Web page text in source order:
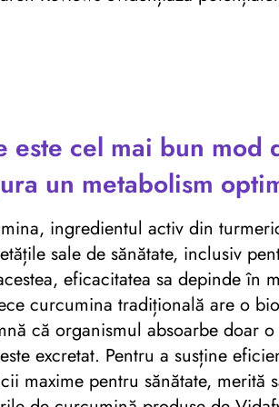
este cel mai bun
un metabolism
ingredientul activ din
sale de sănătate, inclusiv
eficacitatea sa depinde în
curcumina tradițională are o
că organismul absoarbe doar
excretat. Pentru a susține
maxime pentru sănătate,